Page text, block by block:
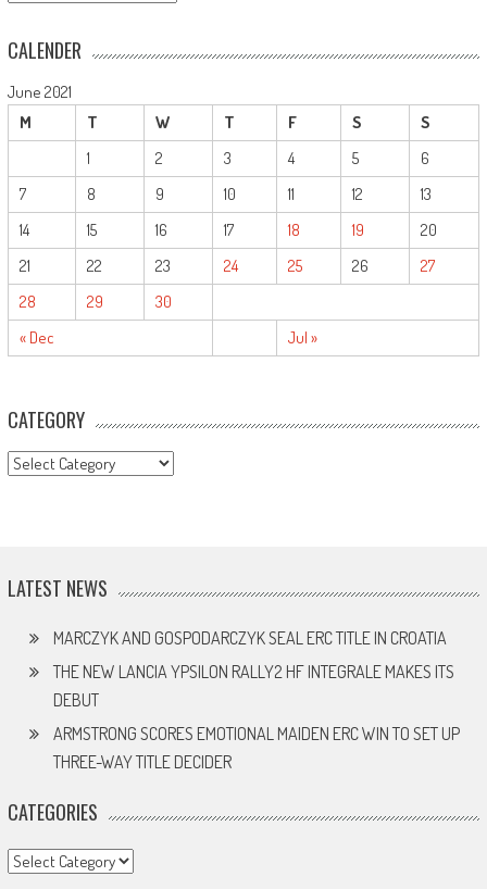
CALENDER
June 2021
M
T W T F S S
« Dec Jul »
1 2 3 4 5
6
7
8 9 10 11 12
13
14
15 16 17 18 19
20
21
22 23 24 25 26
27
28
29 30
CATEGORY
CATEGORY
LATEST NEWS
MARCZYK AND GOSPODARCZYK SEAL ERC TITLE IN CROATIA
THE NEW LANCIA YPSILON RALLY2 HF INTEGRALE MAKES ITS
DEBUT
ARMSTRONG SCORES EMOTIONAL MAIDEN ERC WIN TO SET UP
THREE-WAY TITLE DECIDER
CATEGORIES
Categories